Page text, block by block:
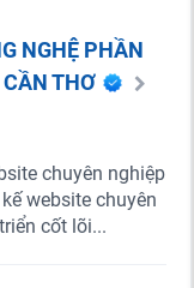
NGHỆ PHẦN
THƠ
chuyên nghiệp
website chuyên
cốt lõi...